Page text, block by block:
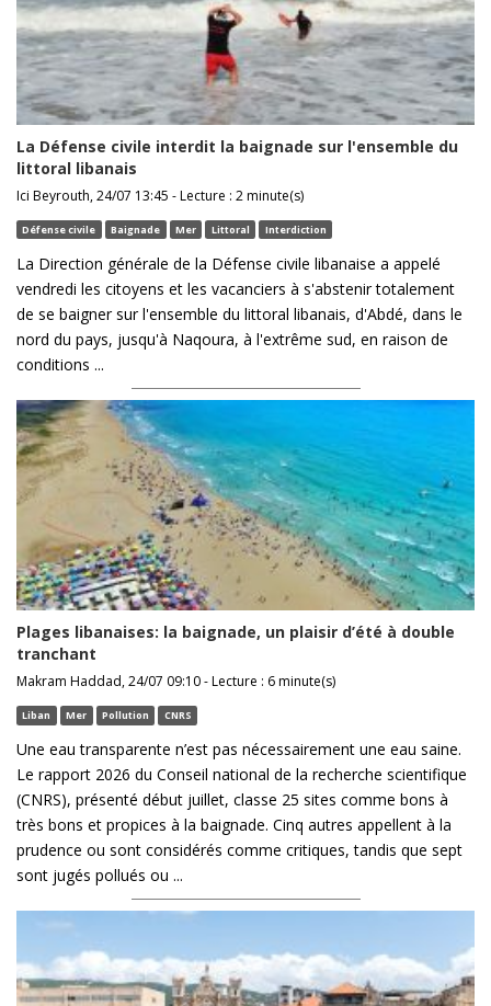
La Défense civile interdit la baignade sur l'ensemble du
littoral libanais
Ici Beyrouth, 24/07 13:45 - Lecture : 2 minute(s)
Défense civile Baignade Mer Littoral Interdiction
La Direction générale de la Défense civile libanaise a appelé
vendredi les citoyens et les vacanciers à s'abstenir totalement
de se baigner sur l'ensemble du littoral libanais, d'Abdé, dans le
nord du pays, jusqu'à Naqoura, à l'extrême sud, en raison de
conditions ...
Plages libanaises: la baignade, un plaisir d’été à double
tranchant
Makram Haddad, 24/07 09:10 - Lecture : 6 minute(s)
Liban Mer Pollution CNRS
Une eau transparente n’est pas nécessairement une eau saine.
Le rapport 2026 du Conseil national de la recherche scientifique
(CNRS), présenté début juillet, classe 25 sites comme bons à
très bons et propices à la baignade. Cinq autres appellent à la
prudence ou sont considérés comme critiques, tandis que sept
sont jugés pollués ou ...